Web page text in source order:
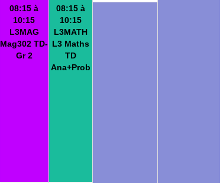
08:15 à
10:15
L3MAG
Mag302 TD-
Gr 2
08:15 à
10:15
L3MATH
L3 Maths
TD
Ana+Prob